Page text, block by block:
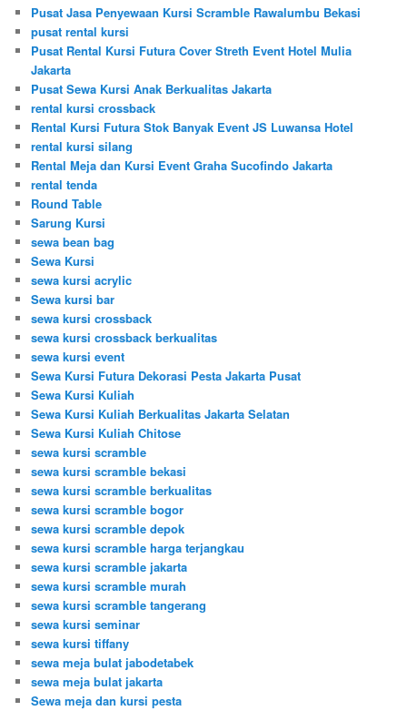
Pusat Jasa Penyewaan Kursi Scramble Rawalumbu Bekasi
pusat rental kursi
Pusat Rental Kursi Futura Cover Streth Event Hotel Mulia
Jakarta
Pusat Sewa Kursi Anak Berkualitas Jakarta
rental kursi crossback
Rental Kursi Futura Stok Banyak Event JS Luwansa Hotel
rental kursi silang
Rental Meja dan Kursi Event Graha Sucofindo Jakarta
rental tenda
Round Table
Sarung Kursi
sewa bean bag
Sewa Kursi
sewa kursi acrylic
Sewa kursi bar
sewa kursi crossback
sewa kursi crossback berkualitas
sewa kursi event
Sewa Kursi Futura Dekorasi Pesta Jakarta Pusat
Sewa Kursi Kuliah
Sewa Kursi Kuliah Berkualitas Jakarta Selatan
Sewa Kursi Kuliah Chitose
sewa kursi scramble
sewa kursi scramble bekasi
sewa kursi scramble berkualitas
sewa kursi scramble bogor
sewa kursi scramble depok
sewa kursi scramble harga terjangkau
sewa kursi scramble jakarta
sewa kursi scramble murah
sewa kursi scramble tangerang
sewa kursi seminar
sewa kursi tiffany
sewa meja bulat jabodetabek
sewa meja bulat jakarta
Sewa meja dan kursi pesta